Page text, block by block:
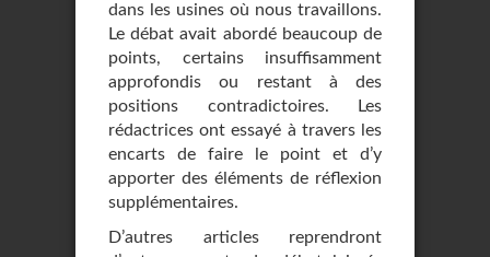
dans les usines où nous travaillons.
Le débat avait abordé beaucoup de
points, certains insuffisamment
approfondis ou restant à des
positions contradictoires. Les
rédactrices ont essayé à travers les
encarts de faire le point et d’y
apporter des éléments de réflexion
supplémentaires.
D’autres articles reprendront